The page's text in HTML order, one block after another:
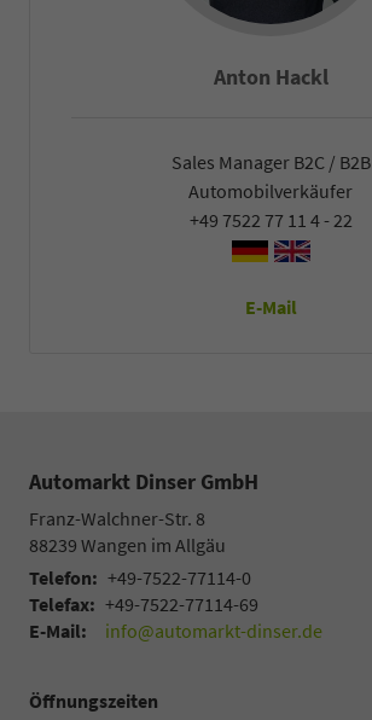
Anton Hackl
Sales Manager B2C / B2B
Automobilverkäufer
+49 7522 77 11 4 - 22
E-Mail
Automarkt Dinser GmbH
Franz-Walchner-Str. 8
88239 Wangen im Allgäu
Telefon: +49-7522-77114-0
Telefax: +49-7522-77114-69
E-Mail:
info@automarkt-dinser.de
Öffnungszeiten